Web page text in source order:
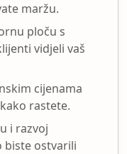
maržu.
ploču s
vidjeli vaš
cijenama
rastete.
i razvoj
biste ostvarili